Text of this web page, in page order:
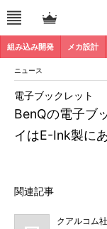
組み込み開発 メカ設計
ニュース
BenQの電子ブ
イはE-Ink製に
電子ブックレット
関連記事
クアルコム